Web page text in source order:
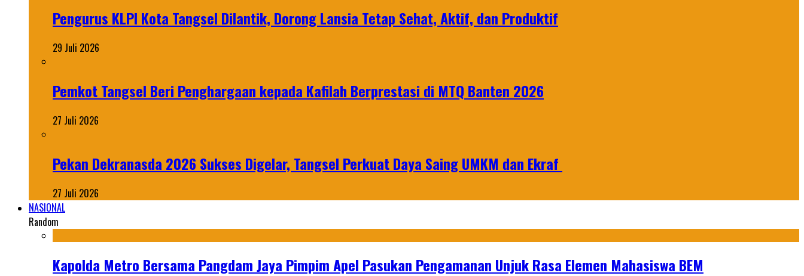
Pengurus KLPI Kota Tangsel Dilantik, Dorong Lansia Tetap Sehat, Aktif, dan Produktif
29 Juli 2026
Pemkot Tangsel Beri Penghargaan kepada Kafilah Berprestasi di MTQ Banten 2026
27 Juli 2026
Pekan Dekranasda 2026 Sukses Digelar, Tangsel Perkuat Daya Saing UMKM dan Ekraf
27 Juli 2026
NASIONAL
Random
Kapolda Metro Bersama Pangdam Jaya Pimpim Apel Pasukan Pengamanan Unjuk Rasa Elemen Mahasiswa BEM